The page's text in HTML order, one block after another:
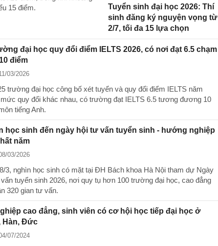
15 điểm.
Tuyển sinh đại học 2026: Thí
sinh đăng ký nguyện vọng từ
2/7, tối đa 15 lựa chọn
đại học quy đổi điểm IELTS 2026, có nơi đạt 6.5 chạm
điểm
03/2026
trường đại học công bố xét tuyển và quy đổi điểm IELTS năm
mức quy đổi khác nhau, có trường đạt IELTS 6.5 tương đương 10
tiếng Anh.
học sinh đến ngày hội tư vấn tuyển sinh - hướng nghiệp
năm
03/2026
3, nghìn học sinh có mặt tại ĐH Bách khoa Hà Nội tham dự Ngày
tuyển sinh 2026, nơi quy tụ hơn 100 trường đại học, cao đẳng
320 gian tư vấn.
cao đẳng, sinh viên có cơ hội học tiếp đại học ở
Hàn, Đức
07/2024